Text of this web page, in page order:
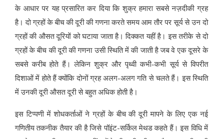
के आधार पर यह प्रसारित कर दिया कि शुक्र हमारा सबसे नज़दीकी ग्रह
है। दो ग्रहों के बीच की दूरी की गणना करते समय आम तौर पर सूर्य से उन दो
ग्रहों की औसत दूरियों को घटाया जाता है। दिक्कत यहीं है। इस तरीके से दो
ग्रहों के बीच की दूरी की गणना उसी स्थिति में की जाती है जब वे एक दूसरे के
सबसे करीब होते हैं। लेकिन शुक्र और पृथ्वी कभी-कभी सूर्य से विपरीत
दिशाओं में होते हैं क्योंकि दोनों ग्रह अलग-अलग गति से चलते हैं। इस स्थिति
में उनकी दूरी औसत दूरी से बहुत अधिक होती है।
इस टिप्पणी में शोधकर्ताओं ने ग्रहों के बीच की दूरी मापने के लिए एक नई
गणितीय तकनीक तैयार की है जिसे पॉइंट-सर्किल मेथड कहते हैं। इस विधि में